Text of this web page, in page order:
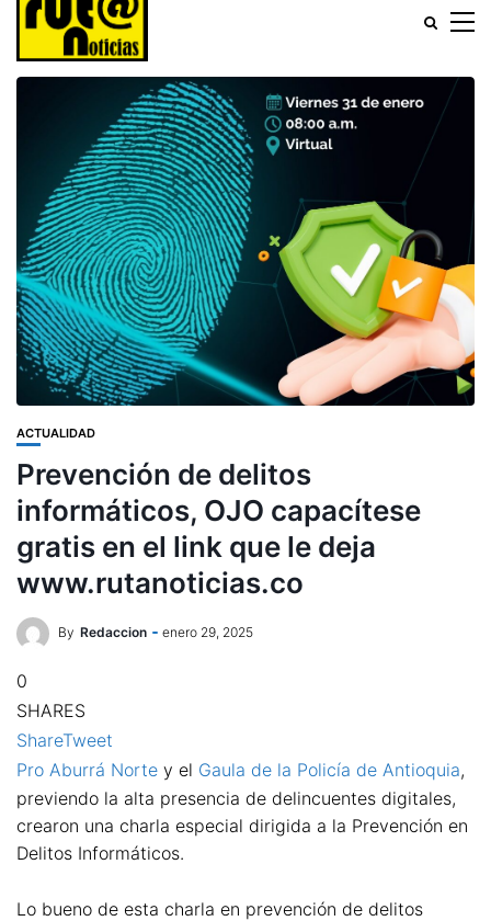
ACTUALIDAD
Prevención de delitos
informáticos, OJO capacítese
gratis en el link que le deja
www.rutanoticias.co
By Redaccion enero 29, 2025
0
SHARES
ShareTweet
Pro Aburrá Norte y el Gaula de la Policía de Antioquia,
previendo la alta presencia de delincuentes digitales,
crearon una charla especial dirigida a la Prevención en
Delitos Informáticos.
Lo bueno de esta charla en prevención de delitos